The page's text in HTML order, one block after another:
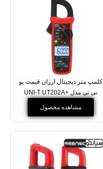
کلمپ متر دیجیتال ارزان قیمت یو
نی تی مدل +UNI-T UT202A
مشاهده محصول